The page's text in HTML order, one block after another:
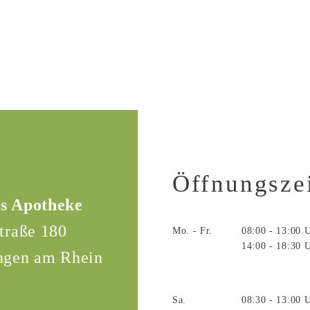
Apotheke
180
am Rhein
Mo. - Fr.
08:00 - 13:00
14:00 - 18:30
Sa. 08:30 - 13:00